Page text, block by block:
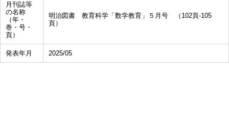
月刊誌等
の名称
（年・
巻・号・
頁）
明治図書 教育科学「数学教育」５月号 （102頁-105
頁）
発表年月 2025/05